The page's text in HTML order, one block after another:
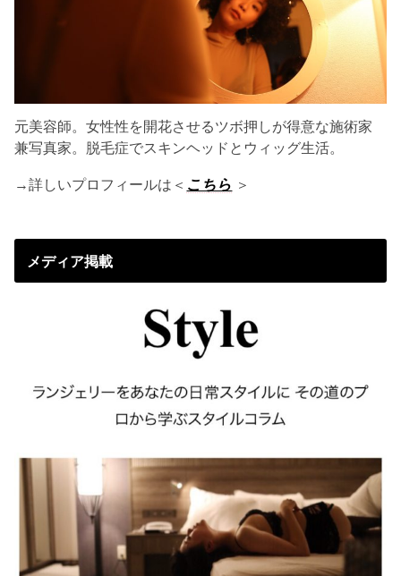
元美容師。女性性を開花させるツボ押しが得意な施術家
兼写真家。脱毛症でスキンヘッドとウィッグ生活。
→詳しいプロフィールは＜ こちら ＞
メディア掲載